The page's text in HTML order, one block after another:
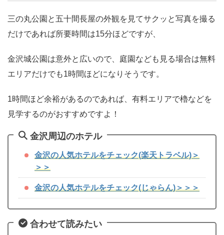
三の丸公園と五十間長屋の外観を見てサクッと写真を撮る
だけであれば所要時間は15分ほどですが、
金沢城公園は意外と広いので、庭園なども見る場合は無料
エリアだけでも1時間ほどになりそうです。
1時間ほど余裕があるのであれば、有料エリアで櫓などを
見学するのがおすすめですよ！
金沢周辺のホテル
金沢の人気ホテルをチェック(楽天トラベル)＞
＞＞
金沢の人気ホテルをチェック(じゃらん)＞＞＞
合わせて読みたい